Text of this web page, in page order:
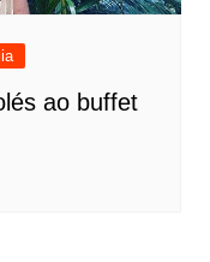
ao buffet